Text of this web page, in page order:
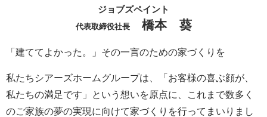
ジョブズペイント
代表取締役社長 橋本 葵
「建ててよかった。」その一言のための家づくりを
私たちシアーズホームグループは、「お客様の喜ぶ顔が、
私たちの満足です」という想いを原点に、これまで数多く
のご家族の夢の実現に向けて家づくりを行ってまいりまし